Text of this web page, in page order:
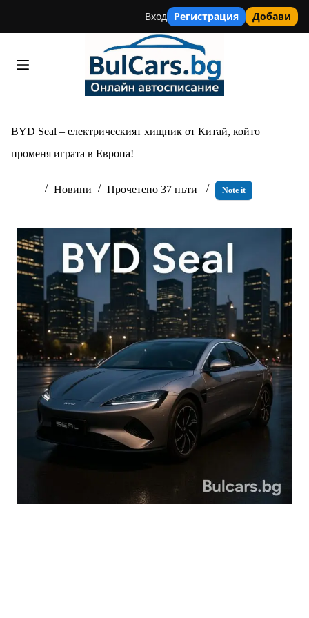
Вход Регистрация Добави
BYD Seal – електрическият хищник от Китай, който
променя играта в Европа!
Новини Прочетено 37 пъти Note it